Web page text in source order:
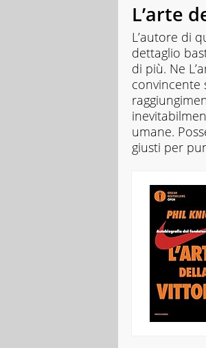
l'ausilio
di
a
supporto
della
L’arte
L’autore di
dettaglio
di più. Ne
convincente
umane.
giusti per